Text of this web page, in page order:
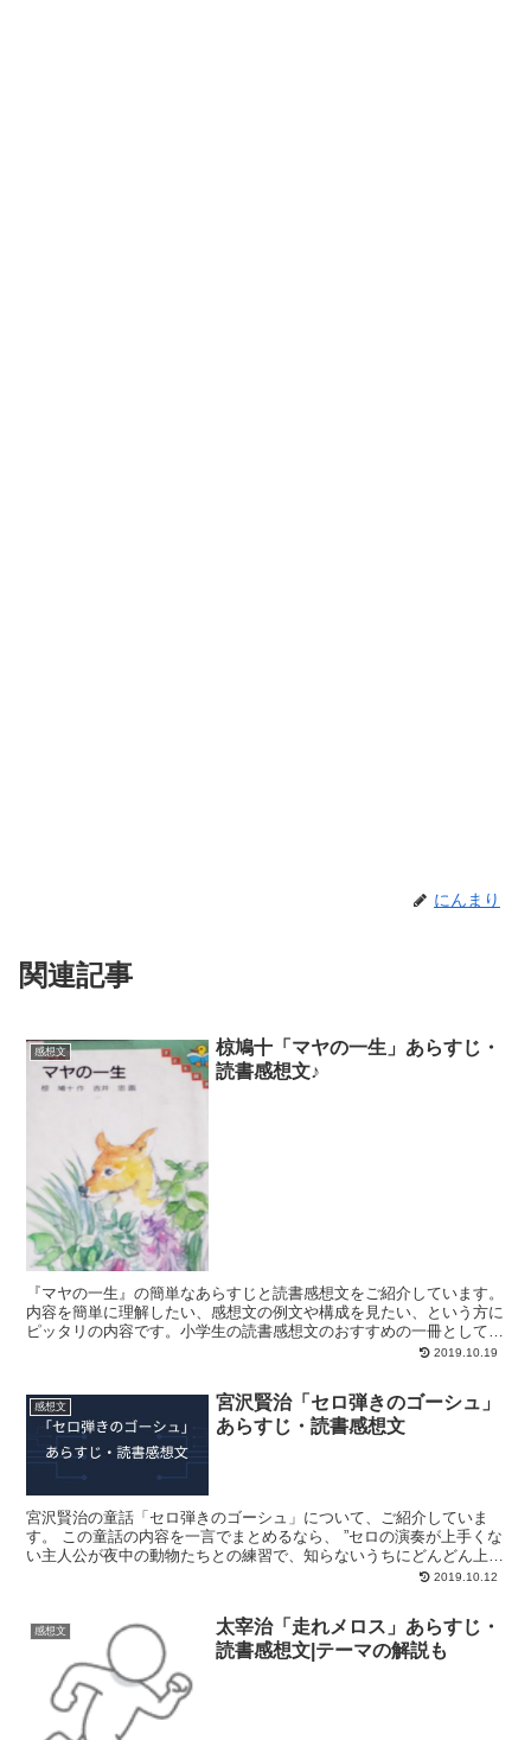
にんまり
関連記事
感想文
椋鳩十「マヤの一生」あらすじ・
読書感想文♪
『マヤの一生』の簡単なあらすじと読書感想文をご紹介しています。
内容を簡単に理解したい、感想文の例文や構成を見たい、という方に
ピッタリの内容です。小学生の読書感想文のおすすめの一冊としても
有名な本ですが、おすすめされるだけあって、本当に名作...2019.10.19
感想文
宮沢賢治「セロ弾きのゴーシュ」
あらすじ・読書感想文
宮沢賢治の童話「セロ弾きのゴーシュ」について、ご紹介していま
す。 この童話の内容を一言でまとめるなら、 ”セロの演奏が上手くな
い主人公が夜中の動物たちとの練習で、知らないうちにどんどん上達
して、みんなから認められる” そんなストーリーです。...
2019.10.12
感想文
太宰治「走れメロス」あらすじ・
読書感想文|テーマの解説も